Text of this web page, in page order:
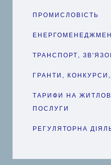
ПРОМИСЛОВІСТЬ
ТРАНСПОРТ,
ГРАНТИ, КОНКУРСИ,
ТАРИФИ НА
ПОСЛУГИ
РЕГУЛЯТОРНА